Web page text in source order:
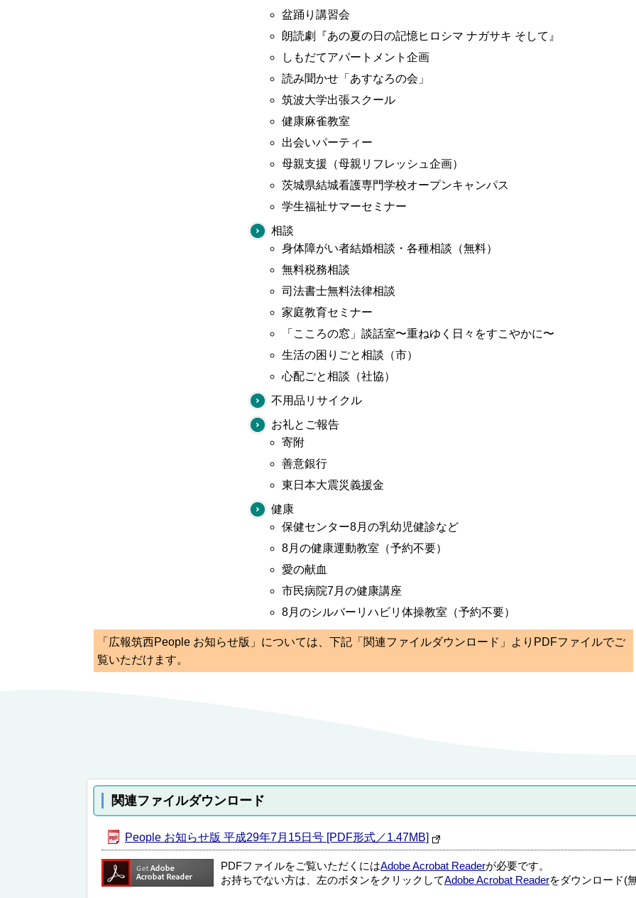
盆踊り講習会
朗読劇『あの夏の日の記憶ヒロシマ ナガサキ そして』
しもだてアパートメント企画
読み聞かせ「あすなろの会」
筑波大学出張スクール
健康麻雀教室
出会いパーティー
母親支援（母親リフレッシュ企画）
茨城県結城看護専門学校オープンキャンパス
学生福祉サマーセミナー
相談
身体障がい者結婚相談・各種相談（無料）
無料税務相談
司法書士無料法律相談
家庭教育セミナー
「こころの窓」談話室〜重ねゆく日々をすこやかに〜
生活の困りごと相談（市）
心配ごと相談（社協）
不用品リサイクル
お礼とご報告
寄附
善意銀行
東日本大震災義援金
健康
保健センター8月の乳幼児健診など
8月の健康運動教室（予約不要）
愛の献血
市民病院7月の健康講座
8月のシルバーリハビリ体操教室（予約不要）
「広報筑西People お知らせ版」については、下記「関連ファイルダウンロード」よりPDFファイルでご
覧いただけます。
関連ファイルダウンロード
People お知らせ版 平成29年7月15日号 [PDF形式／1.47MB]
PDFファイルをご覧いただくにはAdobe Acrobat Readerが必要です。
お持ちでない方は、左のボタンをクリックしてAdobe Acrobat Readerをダウンロード(